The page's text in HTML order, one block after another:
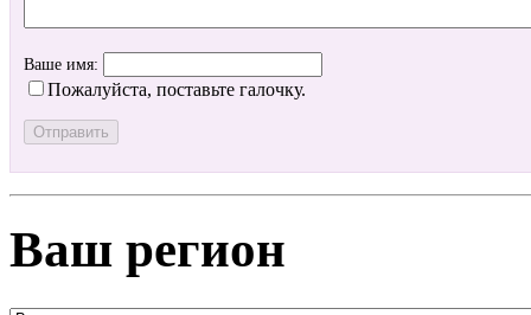
Ваше имя:
Пожалуйста, поставьте галочку.
Ваш регион